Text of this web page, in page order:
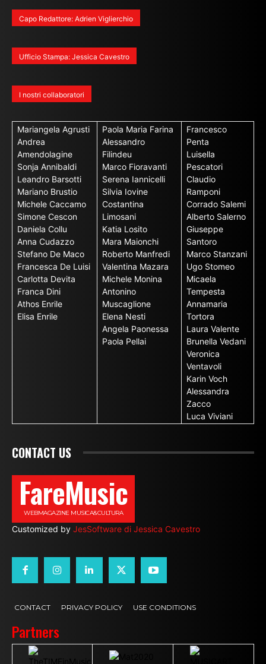
Capo Redattore: Adrien Viglierchio
Ufficio Stampa: Jessica Cavestro
I nostri collaboratori
Mariangela Agrusti
Andrea
Amendolagine
Sonja Annibaldi
Leandro Barsotti
Mariano Brustio
Michele Caccamo
Simone Cescon
Daniela Collu
Anna Cudazzo
Stefano De Maco
Francesca De Luisi
Carlotta Devita
Franca Dini
Athos Enrile
Elisa Enrile
Paola Maria Farina
Alessandro
Filindeu
Marco Fioravanti
Serena Iannicelli
Silvia Iovine
Costantina
Limosani
Katia Losito
Mara Maionchi
Roberto Manfredi
Valentina Mazara
Michele Monina
Antonino
Muscaglione
Elena Nesti
Angela Paonessa
Paola Pellai
Francesco
Penta
Luisella
Pescatori
Claudio
Ramponi
Corrado Salemi
Alberto Salerno
Giuseppe
Santoro
Marco Stanzani
Ugo Stomeo
Micaela
Tempesta
Annamaria
Tortora
Laura Valente
Brunella Vedani
Veronica
Ventavoli
Karin Voch
Alessandra
Zacco
Luca Viviani
CONTACT US
FareMusic
WEBMAGAZINE MUSICA&CULTURA
Customized by JesSoftware di Jessica Cavestro
CONTACT PRIVACY POLICY USE CONDITIONS
Partners